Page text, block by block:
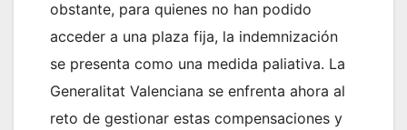
obstante, para quienes no han podido
acceder a una plaza fija, la indemnización
se presenta como una medida paliativa. La
Generalitat Valenciana se enfrenta ahora al
reto de gestionar estas compensaciones y